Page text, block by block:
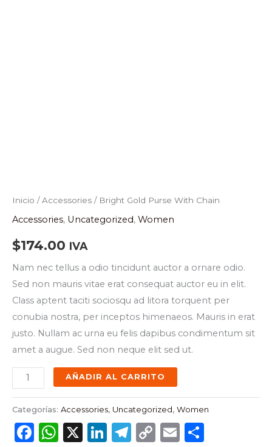
Inicio /Accessories / Bright Gold Purse With Chain
Accessories, Uncategorized, Women
$174.00 IVA
Nam nec tellus a odio tincidunt auctor a ornare odio.
Sed non mauris vitae erat consequat auctor eu in elit.
Class aptent taciti sociosqu ad litora torquent per
conubia nostra, per inceptos himenaeos. Mauris in erat
justo. Nullam ac urna eu felis dapibus condimentum sit
amet a augue. Sed non neque elit sed ut.
AÑADIR AL CARRITO
Categorías: Accessories, Uncategorized, Women
Facebook
WhatsApp
X LinkedIn
Telegram
CopyEmail